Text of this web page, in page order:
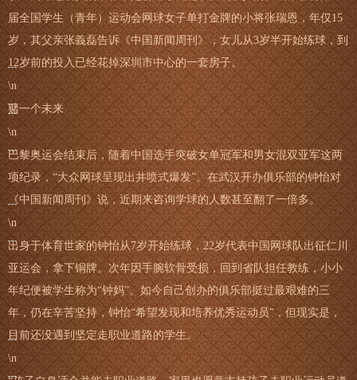
届全国学生（青年）运动会网球女子单打金牌的小将张瑞恩，年仅15
岁，其父亲张義磊告诉《中国新闻周刊》，女儿从3岁半开始练球，到
12岁前的投入已经花掉深圳市中心的一套房子。
\n
赌一个未来
\n
巴黎奥运会结束后，随着中国选手突破女单冠军和男女混双亚军这两
项纪录，“大众网球呈现出井喷式爆发”。在武汉开办俱乐部的钟怡对
《中国新闻周刊》说，近期来咨询学球的人数甚至翻了一倍多。
\n
出身于体育世家的钟怡从7岁开始练球，22岁代表中国网球队出征仁川
亚运会，拿下铜牌。次年因手腕软骨受损，回到省队担任教练，小小
年纪便被学生称为“钟妈”。如今自己创办的俱乐部挺过最艰难的三
年，仍在辛苦坚持，钟怡“希望发现和培养优秀运动员”，但现实是，
目前还没遇到坚定走职业道路的学生。
\n